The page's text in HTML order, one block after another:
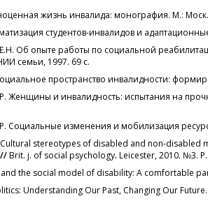
жизнь инвалида: монография. М.: Моск.
студентов-инвалидов и
Об опыте работы по социальной
семьи, 1997. 69 с.
пространство инвалидности:
Женщины и инвалидность: испытания на
Социальные изменения и мобилизация
Cultural stereotypes of disabled and non-
//Brit. j. of social psychology. Leicester, 2010. №3.
the social model of disability: A comfortable
Understanding Our Past, Changing Our